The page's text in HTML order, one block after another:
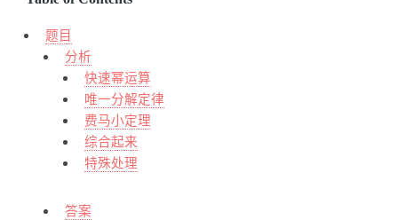
题目
分析
快速幂运算
唯一分解定律
费马小定理
综合起来
特殊处理
答案